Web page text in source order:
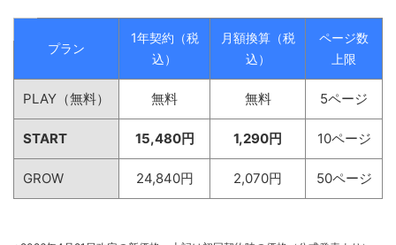
プラン
1年契約（税
込）
月額換算（税
込）
ページ数
上限
PLAY（無料） 無料 無料 5ページ
START 15,480円 1,290円 10ページ
GROW 24,840円 2,070円 50ページ